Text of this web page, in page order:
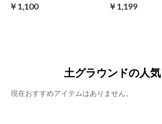
￥1,100 ￥1,199
土グラウンドの人
現在おすすめアイテムはありません。